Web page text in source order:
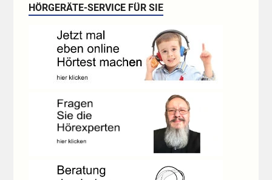
HÖRGERÄTE-SERVICE FÜR SIE